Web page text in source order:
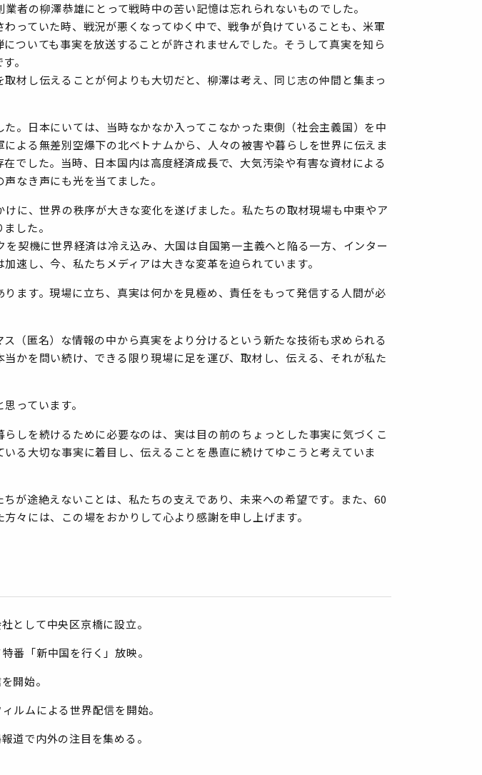
者の柳澤恭雄にとって戦時中の苦い記憶は忘れられないものでした。
っていた時、戦況が悪くなってゆく中で、戦争が負けていることも、米軍
ついても事実を放送することが許されませんでした。そうして真実を知ら
。
材し伝えることが何よりも大切だと、柳澤は考え、同じ志の仲間と集まっ
。日本にいては、当時なかなか入ってこなかった東側（社会主義国）を中
よる無差別空爆下の北ベトナムから、人々の被害や暮らしを世界に伝えま
でした。当時、日本国内は高度経済成長で、大気汚染や有害な資材による
なき声にも光を当てました。
に、世界の秩序が大きな変化を遂げました。私たちの取材現場も中東やア
した。
契機に世界経済は冷え込み、大国は自国第一主義へと陥る一方、インター
速し、今、私たちメディアは大きな変革を迫られています。
ます。現場に立ち、真実は何かを見極め、責任をもって発信する人間が必
（匿名）な情報の中から真実をより分けるという新たな技術も求められる
かを問い続け、できる限り現場に足を運び、取材し、伝える、それが私た
っています。
しを続けるために必要なのは、実は目の前のちょっとした事実に気づくこ
る大切な事実に着目し、伝えることを愚直に続けてゆこうと考えていま
が途絶えないことは、私たちの支えであり、未来への希望です。また、60
々には、この場をおかりして心より感謝を申し上げます。
として中央区京橋に設立。
番「新中国を行く」放映。
開始。
ルムによる世界配信を開始。
道で内外の注目を集める。